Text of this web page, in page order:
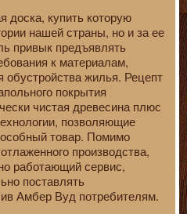
доска, купить которую
нашей страны, но и за ее
привык предъявлять
к материалам,
обустройства жилья. Рецепт
покрытия
чистая древесина плюс
позволяющие
товар. Помимо
производства,
работающий сервис,
поставлять
Амбер Вуд потребителям.